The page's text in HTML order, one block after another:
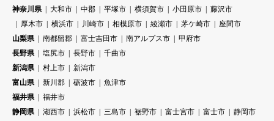
神奈川県
大和市 中郡 平塚市 横須賀市 小田原市
藤沢市
厚木市
横浜市 川崎市 相模原市 綾瀬市 茅ケ崎市
座間市
山梨県
南都留郡 富士吉田市 南アルプス市
甲府市
長野県
塩尻市 長野市
千曲市
新潟県
村上市
新潟市
富山県
新川郡 砺波市
魚津市
福井県
福井市
静岡県
湖西市 浜松市 三島市 裾野市 富士宮市 富士市
静岡市